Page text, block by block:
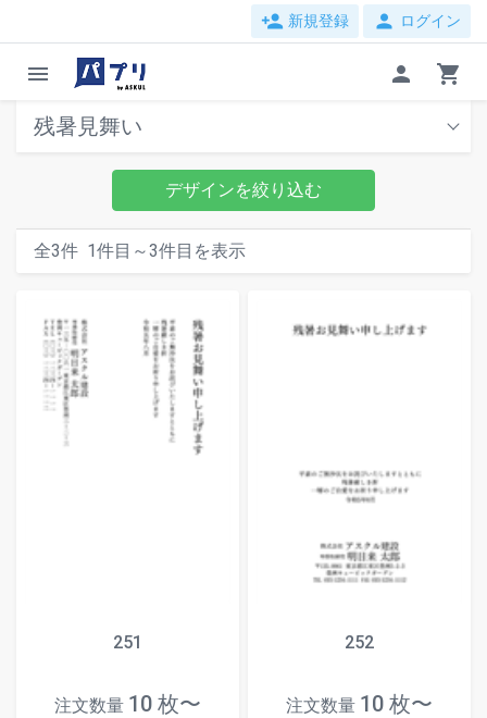
person_add 新規登録 person ログイン
menu person
shopping_cart
残暑見舞い
デザインを絞り込む
全3件 1件目～3件目を表示
251
注文数量 10 枚〜
252
注文数量 10 枚〜